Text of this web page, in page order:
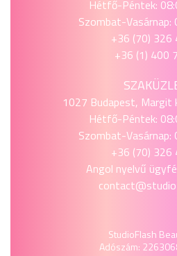
Hétfő-Péntek:
Szombat-
+36 (70) 326
+36 (1) 400
1027 Budapest, Margit
Hétfő-Péntek:
Szombat-
+36 (70) 326
Angol nyelvű
StudioFlash
Adószám: